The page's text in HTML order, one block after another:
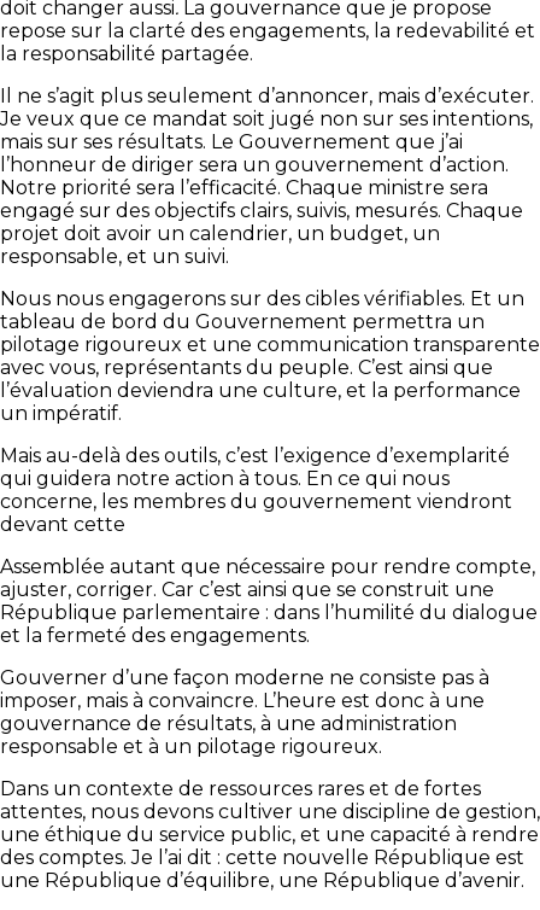
doit changer aussi. La gouvernance que je propose
repose sur la clarté des engagements, la redevabilité et
la responsabilité partagée.
Il ne s’agit plus seulement d’annoncer, mais d’exécuter.
Je veux que ce mandat soit jugé non sur ses intentions,
mais sur ses résultats. Le Gouvernement que j’ai
l’honneur de diriger sera un gouvernement d’action.
Notre priorité sera l’efficacité. Chaque ministre sera
engagé sur des objectifs clairs, suivis, mesurés. Chaque
projet doit avoir un calendrier, un budget, un
responsable, et un suivi.
Nous nous engagerons sur des cibles vérifiables. Et un
tableau de bord du Gouvernement permettra un
pilotage rigoureux et une communication transparente
avec vous, représentants du peuple. C’est ainsi que
l’évaluation deviendra une culture, et la performance
un impératif.
Mais au-delà des outils, c’est l’exigence d’exemplarité
qui guidera notre action à tous. En ce qui nous
concerne, les membres du gouvernement viendront
devant cette
Assemblée autant que nécessaire pour rendre compte,
ajuster, corriger. Car c’est ainsi que se construit une
République parlementaire : dans l’humilité du dialogue
et la fermeté des engagements.
Gouverner d’une façon moderne ne consiste pas à
imposer, mais à convaincre. L’heure est donc à une
gouvernance de résultats, à une administration
responsable et à un pilotage rigoureux.
Dans un contexte de ressources rares et de fortes
attentes, nous devons cultiver une discipline de gestion,
une éthique du service public, et une capacité à rendre
des comptes. Je l’ai dit : cette nouvelle République est
une République d’équilibre, une République d’avenir.